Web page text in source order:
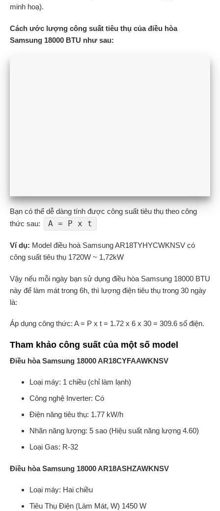
minh hoạ).
Cách ước lượng công suất tiêu thụ của điều hòa
Samsung 18000 BTU như sau:
Bạn có thể dễ dàng tính được công suất tiêu thụ theo công
thức sau:
A = P x t
Ví dụ: Model điều hoà Samsung AR18TYHYCWKNSV có
công suất tiêu thụ 1720W ~ 1,72kW
Vậy nếu mỗi ngày bạn sử dụng điều hòa Samsung 18000 BTU
này để làm mát trong 6h, thì lượng điện tiêu thụ trong 30 ngày
là:
Áp dụng công thức: A = P x t = 1.72 x 6 x 30 = 309.6 số điện.
Tham khảo công suất của một số model
Điều hòa Samsung 18000 AR18CYFAAWKNSV
Loại máy: 1 chiều (chỉ làm lạnh)
Công nghệ Inverter: Có
Điện năng tiêu thụ: 1.77 kW/h
Nhãn năng lượng: 5 sao (Hiệu suất năng lượng 4.60)
Loại Gas: R-32
Điều hòa Samsung 18000 AR18ASHZAWKNSV
Loại máy: Hai chiều
Tiêu Thụ Điện (Làm Mát, W) 1450 W